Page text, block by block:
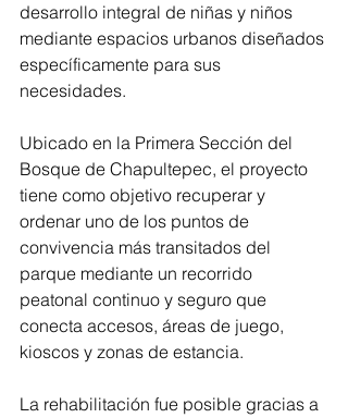
desarrollo integral de niñas y niños
mediante espacios urbanos diseñados
específicamente para sus
necesidades.
Ubicado en la Primera Sección del
Bosque de Chapultepec, el proyecto
tiene como objetivo recuperar y
ordenar uno de los puntos de
convivencia más transitados del
parque mediante un recorrido
peatonal continuo y seguro que
conecta accesos, áreas de juego,
kioscos y zonas de estancia.
La rehabilitación fue posible gracias a